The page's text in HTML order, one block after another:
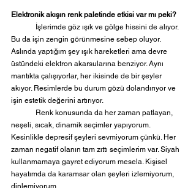
Elektronik akışın renk paletinde etkisi var mı peki?
Bu da işin zengin görünmesine sebep oluyor.
Aslında yaptığım şey ışık hareketleri ama devre
üstündeki elektron akarsularına benziyor. Aynı
mantıkta çalışıyorlar, her ikisinde de bir şeyler
akıyor. Resimlerde bu durum gözü dolandırıyor ve
işin estetik değerini artırıyor.
neşeli, sıcak, dinamik seçimler yapıyorum.
Kesinlikle depresif şeyleri sevmiyorum çünkü. Her
zaman negatif olanın tam zıttı seçimlerim var. Siyah
kullanmamaya gayret ediyorum mesela. Kişisel
hayatımda da karamsar olan şeyleri izlemiyorum,
dinlemiyorum.